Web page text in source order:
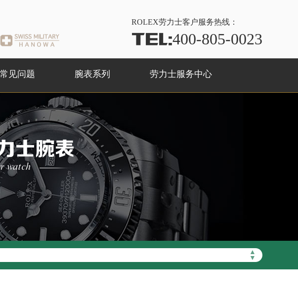
ROLEX劳力士客户服务热线：
TEL:400-805-0023
常见问题 腕表系列 劳力士服务中心
士腕表
watch
▲
▼